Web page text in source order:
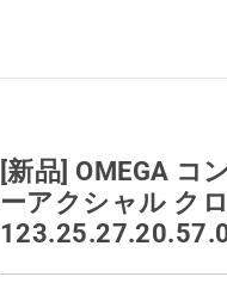
[新品] OMEGA コ
ーアクシャル ク